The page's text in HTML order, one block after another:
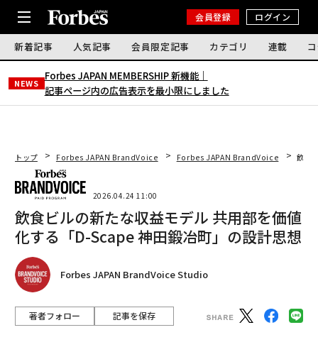
会員登録 ログイン
新着記事 人気記事 会員限定記事 カテゴリ 連載
NEWS
Forbes JAPAN MEMBERSHIP 新機能｜
記事ページ内の広告表示を最小限にしました
トップ Forbes JAPAN BrandVoice Forbes JAPAN BrandVoice 飲食
2026.04.24 11:00
飲食ビルの新たな収益モデル 共用部を価値
化する「D-Scape 神田鍛冶町」の設計思想
Forbes JAPAN BrandVoice Studio
著者フォロー 記事を保存